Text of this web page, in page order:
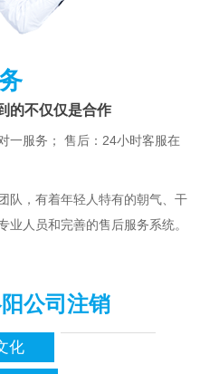
的不仅仅是合作
一服务； 售后：24小时客服在
队，有着年轻人特有的朝气、干
人员和完善的售后服务系统。
公司注销
化